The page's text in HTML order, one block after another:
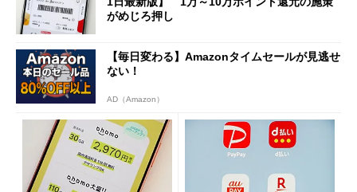
がめじろ押し
【毎日変わる】Amazonタイムセールが見逃せ
ない！
AD（Amazon）